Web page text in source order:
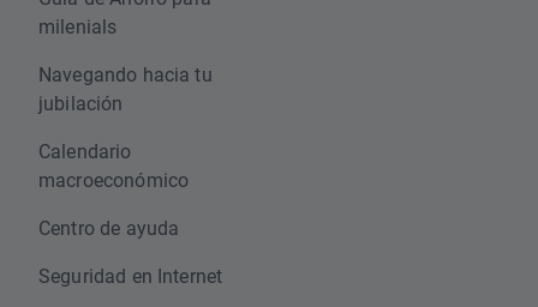
milenials
Navegando hacia tu
jubilación
Calendario
macroeconómico
Centro de ayuda
Seguridad en Internet